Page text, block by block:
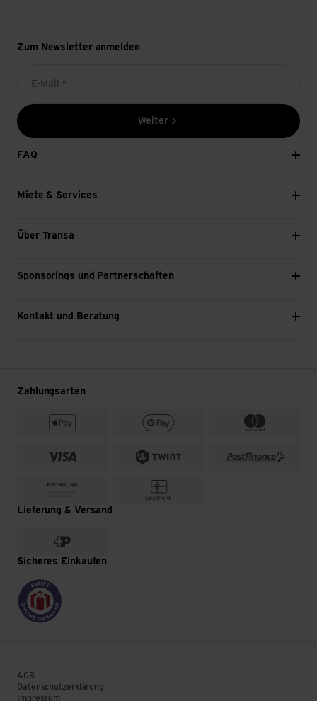
Zum Newsletter anmelden
E-Mail *
Weiter
FAQ
Miete & Services
Über Transa
Sponsorings und Partnerschaften
Kontakt und Beratung
Zahlungsarten
Lieferung & Versand
Sicheres Einkaufen
AGB
Datenschutzerklärung
Impressum